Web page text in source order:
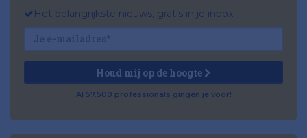
Het belangrijkste nieuws, gratis in je inbox
Houd mij op de hoogte
Al 57.500 professionals gingen je voor!